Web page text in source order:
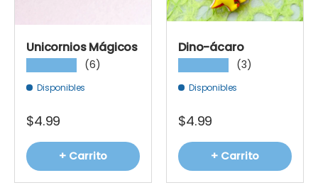
Unicornios Mágicos
(6)
Disponibles
$4.99
+ Carrito
Dino-ácaro
(3)
Disponibles
$4.99
+ Carrito